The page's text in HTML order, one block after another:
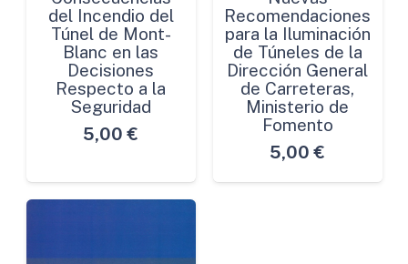
del Incendio del
Túnel de Mont-
Blanc en las
Decisiones
Respecto a la
Seguridad
5,00 €
Recomendaciones
para la Iluminación
de Túneles de la
Dirección General
de Carreteras,
Ministerio de
Fomento
5,00 €